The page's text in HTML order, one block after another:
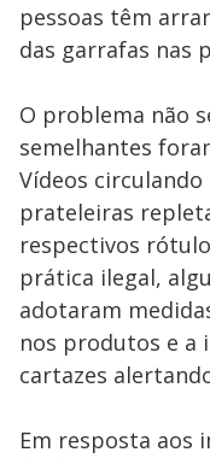
pessoas têm
das garrafas nas
O problema não
semelhantes
Vídeos
prateleiras
respectivos
prática ilegal,
adotaram
nos produtos e a
cartazes
Em resposta aos